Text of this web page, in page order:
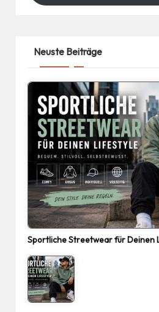
Neuste Beiträge
Sportliche Streetwear für Deinen